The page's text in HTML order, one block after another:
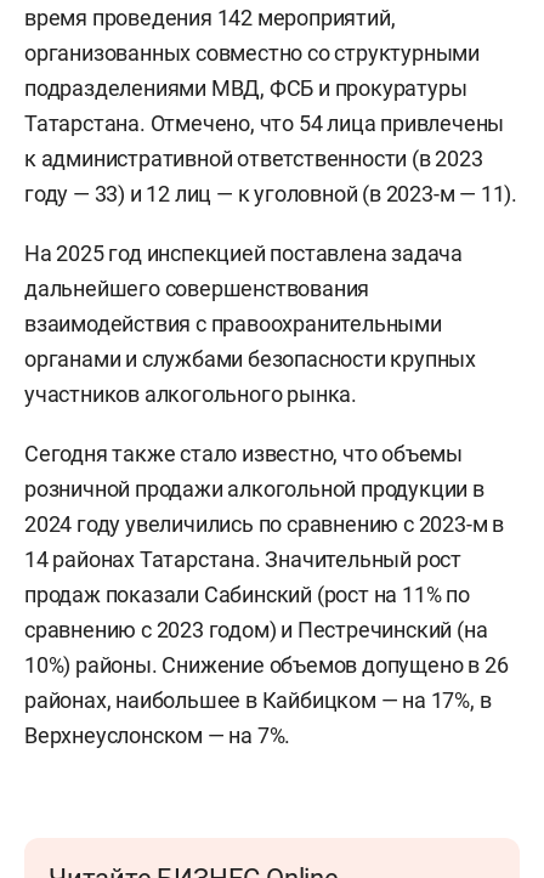
время проведения 142 мероприятий,
организованных совместно со структурными
подразделениями МВД, ФСБ и прокуратуры
Татарстана. Отмечено, что 54 лица привлечены
к административной ответственности (в 2023
году — 33) и 12 лиц — к уголовной (в 2023-м — 11).
На 2025 год инспекцией поставлена задача
дальнейшего совершенствования
взаимодействия с правоохранительными
органами и службами безопасности крупных
участников алкогольного рынка.
Сегодня также стало известно, что объемы
розничной продажи алкогольной продукции в
2024 году увеличились по сравнению с 2023-м в
14 районах Татарстана. Значительный рост
продаж показали Сабинский (рост на 11% по
сравнению с 2023 годом) и Пестречинский (на
10%) районы. Снижение объемов допущено в 26
районах, наибольшее в Кайбицком — на 17%, в
Верхнеуслонском — на 7%.